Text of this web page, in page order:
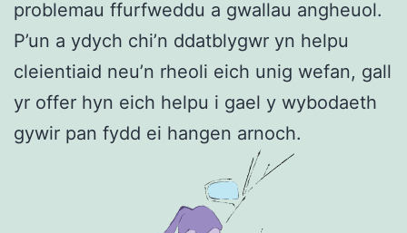
problemau ffurfweddu a gwallau angheuol.
P’un a ydych chi’n ddatblygwr yn helpu
cleientiaid neu’n rheoli eich unig wefan, gall
yr offer hyn eich helpu i gael y wybodaeth
gywir pan fydd ei hangen arnoch.